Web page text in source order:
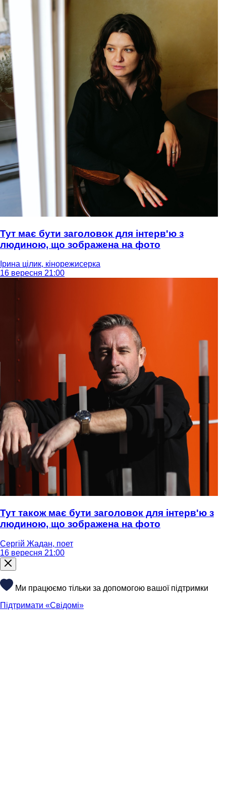
Тут має бути заголовок для інтерв'ю з
людиною, що зображена на фото
Ірина цілик, кінорежисерка
16 вересня 21:00
Тут також має бути заголовок для інтерв'ю з
людиною, що зображена на фото
Сергій Жадан, поет
16 вересня 21:00
Ми працюємо тільки за допомогою вашої підтримки
Підтримати «Свідомі»